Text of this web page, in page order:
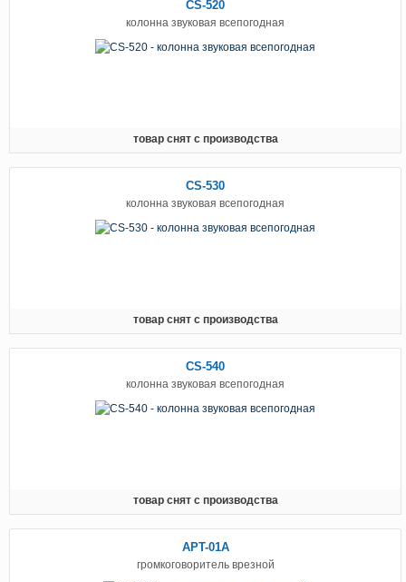
CS-520
колонна звуковая всепогодная
товар снят с производства
CS-530
колонна звуковая всепогодная
товар снят с производства
CS-540
колонна звуковая всепогодная
товар снят с производства
APT-01A
громкоговоритель врезной